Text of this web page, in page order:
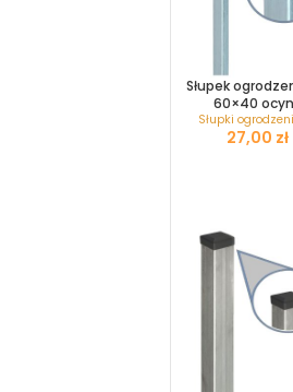
Słupek
60×40
Słupki
zł